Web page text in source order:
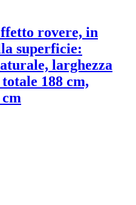
rovere, in
superficie:
larghezza
188 cm,